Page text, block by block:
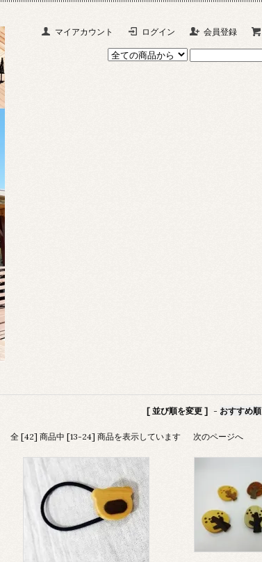
マイアカウント ログイン 会員登録
[ 並び順を変更 ] - おすすめ順
全 [42] 商品中 [13-24] 商品を表示しています 次のページへ